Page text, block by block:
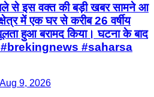
से इस वक्त की बड़ी खबर सामने आ
में एक घर से करीब 26 वर्षीय
हुआ बरामद किया। घटना के बाद
#brekingnews #saharsa
9, 2026